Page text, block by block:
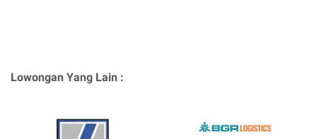
Lowongan Yang Lain :